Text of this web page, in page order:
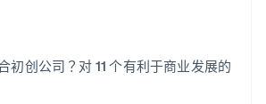
初创公司？对 11 个有利于商业发展的